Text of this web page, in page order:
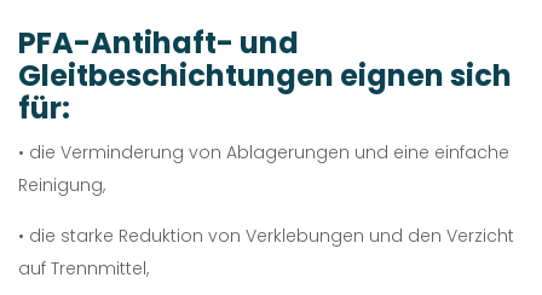
PFA-Antihaft- und
Gleitbeschichtungen eignen sich
für:
• die Verminderung von Ablagerungen und eine einfache
Reinigung,
• die starke Reduktion von Verklebungen und den Verzicht
auf Trennmittel,